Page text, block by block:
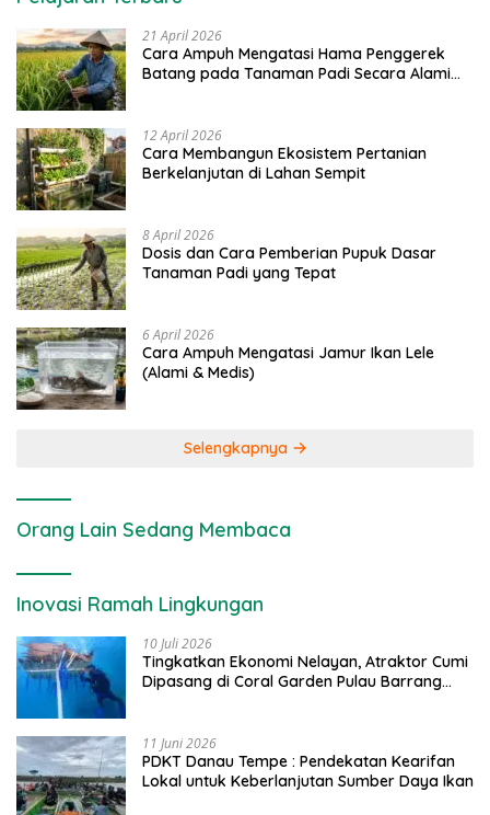
21 April 2026
Cara Ampuh Mengatasi Hama Penggerek
Batang pada Tanaman Padi Secara Alami
12 April 2026
Cara Membangun Ekosistem Pertanian
Berkelanjutan di Lahan Sempit
8 April 2026
Dosis dan Cara Pemberian Pupuk Dasar
Tanaman Padi yang Tepat
6 April 2026
Cara Ampuh Mengatasi Jamur Ikan Lele
(Alami & Medis)
Selengkapnya
Orang Lain Sedang Membaca
Inovasi Ramah Lingkungan
10 Juli 2026
Tingkatkan Ekonomi Nelayan, Atraktor Cumi
Dipasang di Coral Garden Pulau Barrang
11 Juni 2026
PDKT Danau Tempe : Pendekatan Kearifan
Lokal untuk Keberlanjutan Sumber Daya Ikan